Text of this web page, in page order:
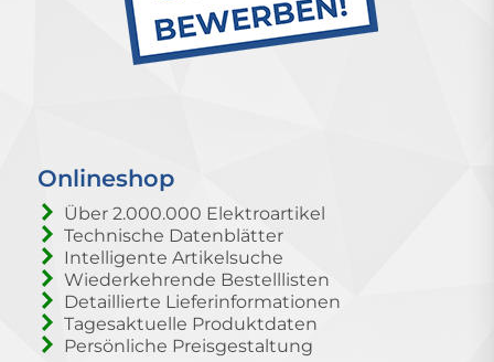
Onlineshop
Über 2.000.000 Elektroartikel
Technische Datenblätter
Intelligente Artikelsuche
Wiederkehrende Bestelllisten
Detaillierte Lieferinformationen
Tagesaktuelle Produktdaten
Persönliche Preisgestaltung